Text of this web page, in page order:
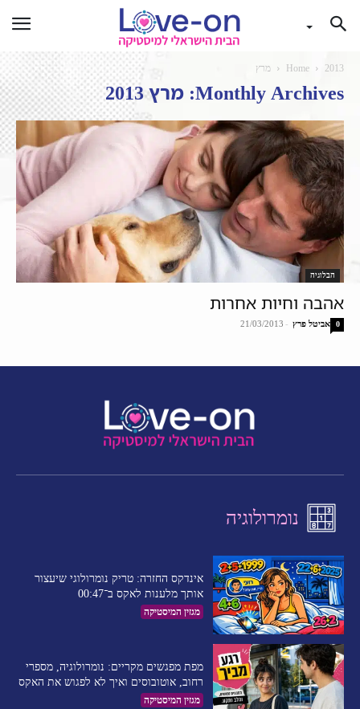
Home 2013 מרץ
Monthly Archives: מרץ 2013
הבלוגיה
אהבה וחיות אחרות
אביטל פרץ -
21/03/2013 0
נומרולוגיה
אינדקס החזרה: טריק נומרולוגי שיעצור
אותך מלענות לאקס ב־00:47
מגזין המיסטיקה
מפת מפגשים מקריים: נומרולוגיה, מספרי
רחוב, אוטובוסים ואיך לא לפגוש את האקס
מגזין המיסטיקה